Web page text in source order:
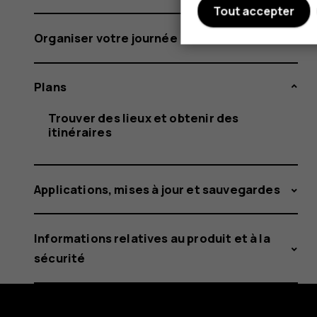
Organiser votre journée
Plans
Trouver des lieux et obtenir des
itinéraires
Applications, mises à jour et sauvegardes
Informations relatives au produit et à la
sécurité
Tout accepter